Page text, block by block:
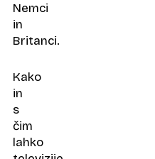
Nemci
in
Britanci.
Kako
in
s
čim
lahko